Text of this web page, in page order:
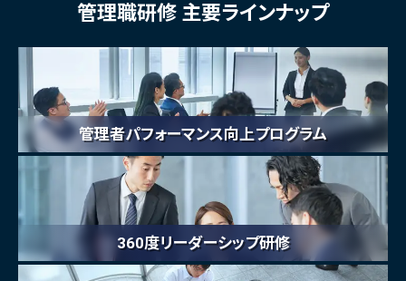
管理職研修 主要ラインナップ
管理者パフォーマンス向上プログラム
360度リーダーシップ研修